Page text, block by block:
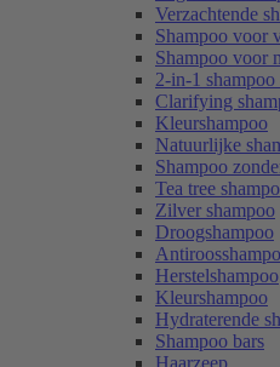
Verzachtende
Shampoo voor
Shampoo voor
2-in-1
Clarifying
Kleurshampoo
Natuurlijke
Shampoo
Tea tree
Zilver shampoo
Droogshampoo
Herstelshampoo
Kleurshampoo
Hydraterende
Shampoo bars
Haarzeep